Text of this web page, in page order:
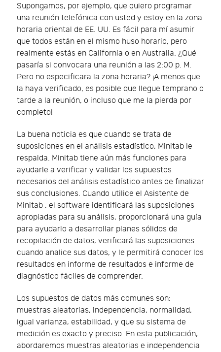
Supongamos, por ejemplo, que quiero programar
una reunión telefónica con usted y estoy en la zona
horaria oriental de EE. UU. Es fácil para mí asumir
que todos están en el mismo huso horario, pero
realmente estás en California o en Australia. ¿Qué
pasaría si convocara una reunión a las 2:00 p. M.
Pero no especificara la zona horaria? ¡A menos que
la haya verificado, es posible que llegue temprano o
tarde a la reunión, o incluso que me la pierda por
completo!
La buena noticia es que cuando se trata de
suposiciones en el análisis estadístico, Minitab le
respalda. Minitab tiene aún más funciones para
ayudarle a verificar y validar los supuestos
necesarios del análisis estadístico antes de finalizar
sus conclusiones. Cuando utilice el Asistente de
Minitab , el software identificará las suposiciones
apropiadas para su análisis, proporcionará una guía
para ayudarlo a desarrollar planes sólidos de
recopilación de datos, verificará las suposiciones
cuando analice sus datos, y le permitirá conocer los
resultados en informe de resultados e informe de
diagnóstico fáciles de comprender.
Los supuestos de datos más comunes son:
muestras aleatorias, independencia, normalidad,
igual varianza, estabilidad, y que su sistema de
medición es exacto y preciso. En esta publicación,
abordaremos muestras aleatorias e independencia